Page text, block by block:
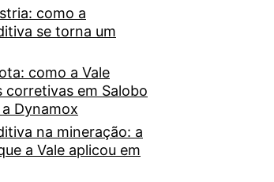
como a
se torna um
como a Vale
corretivas em Salobo
Dynamox
na mineração: a
a Vale aplicou em